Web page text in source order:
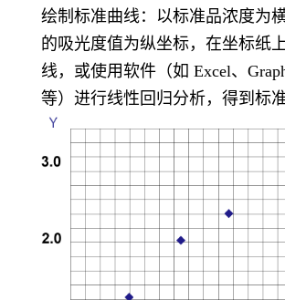
绘制标准曲线：以标准品浓度为
的吸光度值为纵坐标，在坐标纸
线，或使用软件（如 Excel、
等）进行线性回归分析，得到标